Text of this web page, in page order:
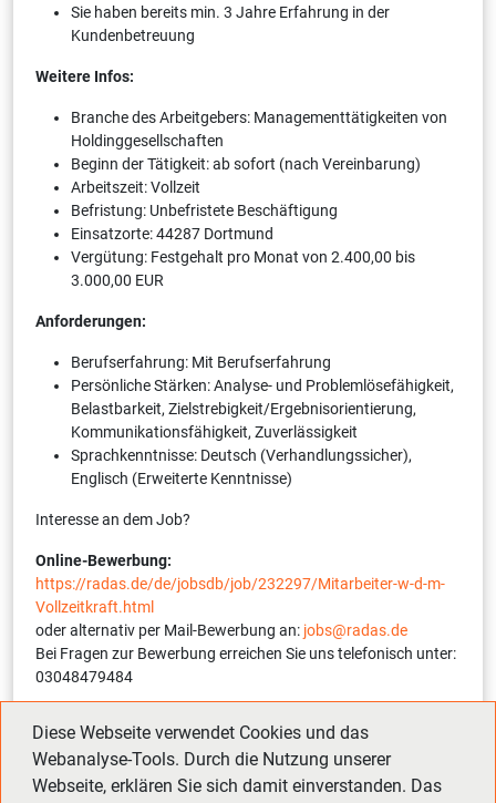
Sie haben bereits min. 3 Jahre Erfahrung in der
Kundenbetreuung
Weitere Infos:
Branche des Arbeitgebers: Managementtätigkeiten von
Holdinggesellschaften
Beginn der Tätigkeit: ab sofort (nach Vereinbarung)
Arbeitszeit: Vollzeit
Befristung: Unbefristete Beschäftigung
Einsatzorte: 44287 Dortmund
Vergütung: Festgehalt pro Monat von 2.400,00 bis
3.000,00 EUR
Anforderungen:
Berufserfahrung: Mit Berufserfahrung
Persönliche Stärken: Analyse- und Problemlösefähigkeit,
Belastbarkeit, Zielstrebigkeit/Ergebnisorientierung,
Kommunikationsfähigkeit, Zuverlässigkeit
Sprachkenntnisse: Deutsch (Verhandlungssicher),
Englisch (Erweiterte Kenntnisse)
Interesse an dem Job?
Online-Bewerbung:
https://radas.de/de/jobsdb/job/232297/Mitarbeiter-w-d-m-
Vollzeitkraft.html
oder alternativ per Mail-Bewerbung an: jobs@radas.de
Bei Fragen zur Bewerbung erreichen Sie uns telefonisch unter:
03048479484
Bewerbung angeben)
Diese Webseite verwendet Cookies und das
Webanalyse-Tools. Durch die Nutzung unserer
Webseite, erklären Sie sich damit einverstanden. Das